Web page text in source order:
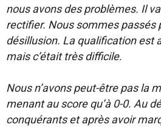
nous avons des problèmes. Il
rectifier. Nous sommes passés
désillusion. La qualification est
mais c’était très difficile.
Nous n’avons peut-être pas la
menant au score qu’à 0-0. Au
conquérants et après avoir